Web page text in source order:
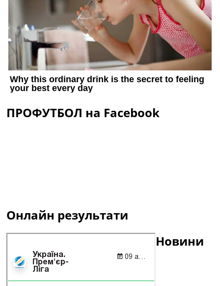
ПРОФУТБОЛ на Facebook
Онлайн результати
Новини